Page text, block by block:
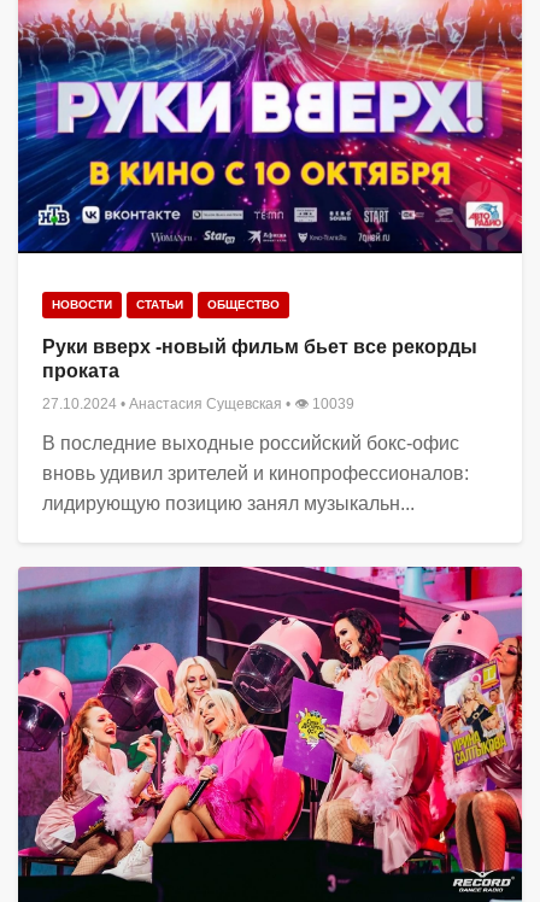
НОВОСТИ СТАТЬИ ОБЩЕСТВО
Руки вверх -новый фильм бьет все рекорды
проката
27.10.2024 • Анастасия Сущевская • 👁 10039
В последние выходные российский бокс-офис
вновь удивил зрителей и кинопрофессионалов:
лидирующую позицию занял музыкальн...